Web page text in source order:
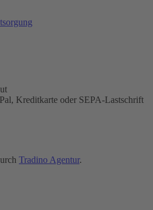
Kreditkarte oder SEPA-Lastschrift
Tradino Agentur.